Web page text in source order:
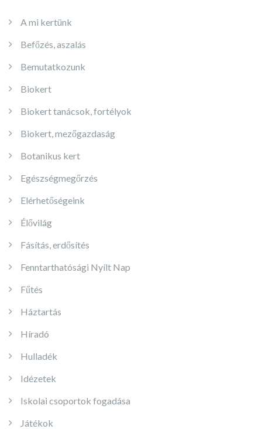
A mi kertünk
Befőzés, aszalás
Bemutatkozunk
Biokert
Biokert tanácsok, fortélyok
Biokert, mezőgazdaság
Botanikus kert
Egészségmegőrzés
Elérhetőségeink
Élővilág
Fásítás, erdősítés
Fenntarthatósági Nyílt Nap
Fűtés
Háztartás
Híradó
Hulladék
Idézetek
Iskolai csoportok fogadása
Játékok